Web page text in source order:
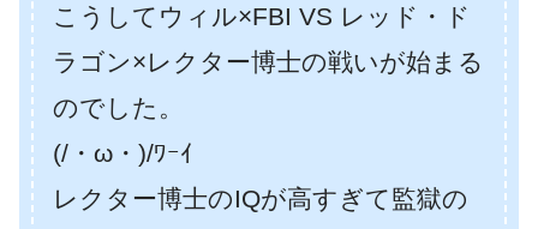
こうしてウィル×FBI VS レッド・ド
ラゴン×レクター博士の戦いが始まる
のでした。
(/・ω・)/ﾜｰｲ
レクター博士のIQが高すぎて監獄の